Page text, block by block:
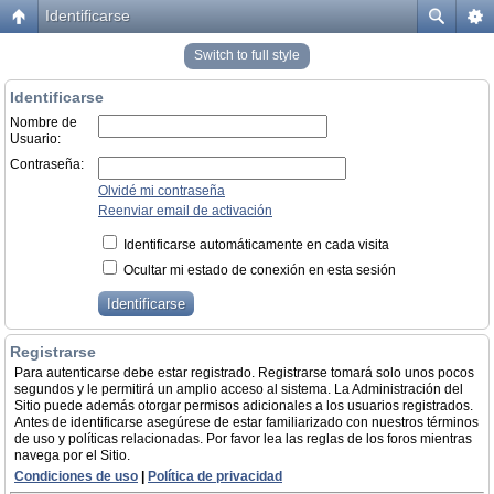
Identificarse
Switch to full style
Identificarse
Nombre de
Usuario:
Contraseña:
Olvidé mi contraseña
Reenviar email de activación
Identificarse automáticamente en cada visita
Ocultar mi estado de conexión en esta sesión
Registrarse
Para autenticarse debe estar registrado. Registrarse tomará solo unos pocos
segundos y le permitirá un amplio acceso al sistema. La Administración del
Sitio puede además otorgar permisos adicionales a los usuarios registrados.
Antes de identificarse asegúrese de estar familiarizado con nuestros términos
de uso y políticas relacionadas. Por favor lea las reglas de los foros mientras
navega por el Sitio.
Condiciones de uso
Política de privacidad